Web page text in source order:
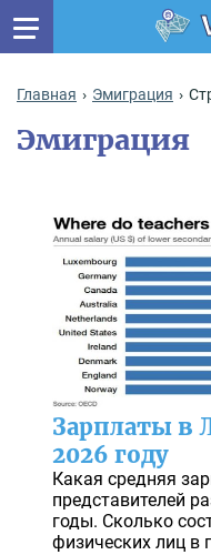
Главная Эмиграция
Эмиграция
Зарплаты в
2026 году
Какая средняя
представителей
годы. Сколько
физических лиц в